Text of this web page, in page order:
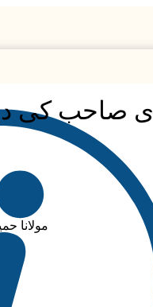
صاحب کی
مولانا